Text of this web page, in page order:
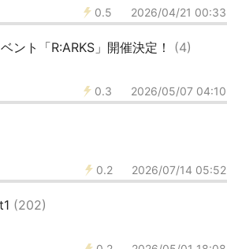
0.5 2026/04/21 00:33
ント「R:ARKS」開催決定！ (4)
0.3 2026/05/07 04:10
0.2 2026/07/14 05:52
(202)